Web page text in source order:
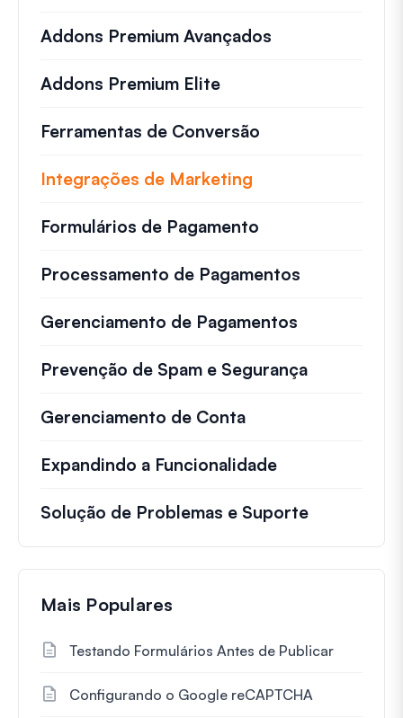
Addons Premium Avançados
Addons Premium Elite
Ferramentas de Conversão
Integrações de Marketing
Formulários de Pagamento
Processamento de Pagamentos
Gerenciamento de Pagamentos
Prevenção de Spam e Segurança
Gerenciamento de Conta
Expandindo a Funcionalidade
Solução de Problemas e Suporte
Mais Populares
Testando Formulários Antes de Publicar
Configurando o Google reCAPTCHA